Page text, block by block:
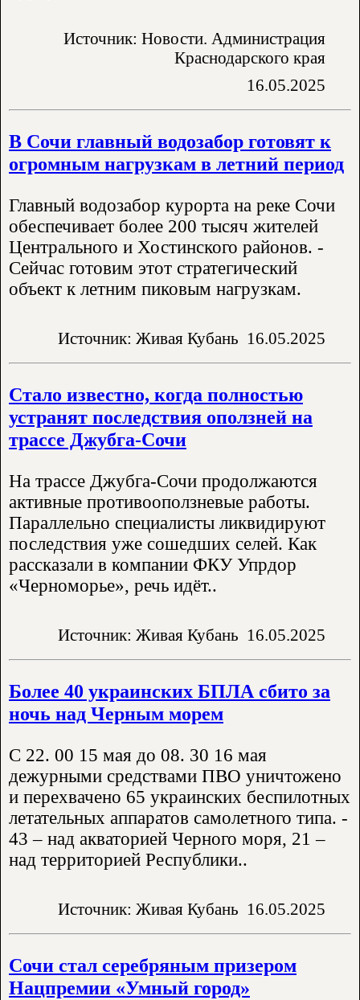
Источник: Новости. Администрация
Краснодарского края
16.05.2025
В Сочи главный водозабор готовят к
огромным нагрузкам в летний период
Главный водозабор курорта на реке Сочи
обеспечивает более 200 тысяч жителей
Центрального и Хостинского районов. -
Сейчас готовим этот стратегический
объект к летним пиковым нагрузкам.
Источник: Живая Кубань 16.05.2025
Стало известно, когда полностью
устранят последствия оползней на
трассе Джубга-Сочи
На трассе Джубга-Сочи продолжаются
активные противооползневые работы.
Параллельно специалисты ликвидируют
последствия уже сошедших селей. Как
рассказали в компании ФКУ Упрдор
«Черноморье», речь идёт..
Источник: Живая Кубань 16.05.2025
Более 40 украинских БПЛА сбито за
ночь над Черным морем
С 22. 00 15 мая до 08. 30 16 мая
дежурными средствами ПВО уничтожено
и перехвачено 65 украинских беспилотных
летательных аппаратов самолетного типа. -
43 – над акваторией Черного моря, 21 –
над территорией Республики..
Источник: Живая Кубань 16.05.2025
Сочи стал серебряным призером
Нацпремии «Умный город»